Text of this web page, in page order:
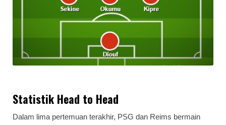
Statistik Head to Head
Dalam lima pertemuan terakhir, PSG dan Reims bermain